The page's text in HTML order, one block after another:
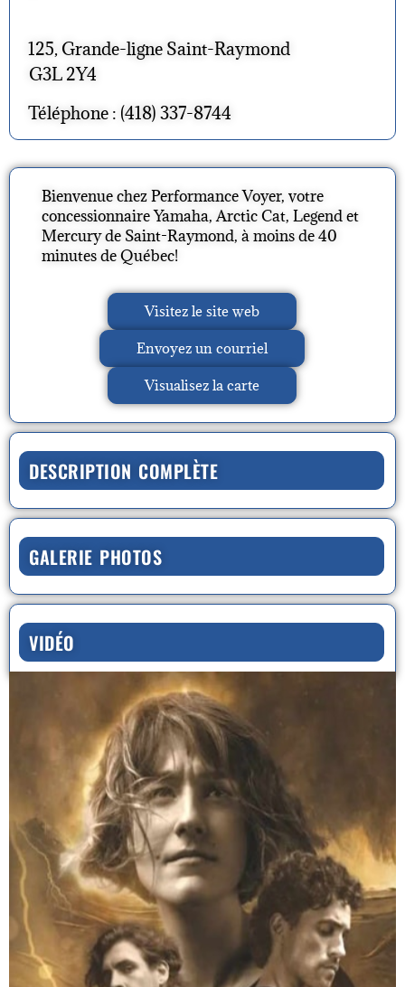
125, Grande-ligne Saint-Raymond
G3L 2Y4
Téléphone : (418) 337-8744
Bienvenue chez Performance Voyer, votre
concessionnaire Yamaha, Arctic Cat, Legend et
Mercury de Saint-Raymond, à moins de 40
minutes de Québec!
Visitez le site web
Envoyez un courriel
Visualisez la carte
DESCRIPTION COMPLÈTE
GALERIE PHOTOS
VIDÉO